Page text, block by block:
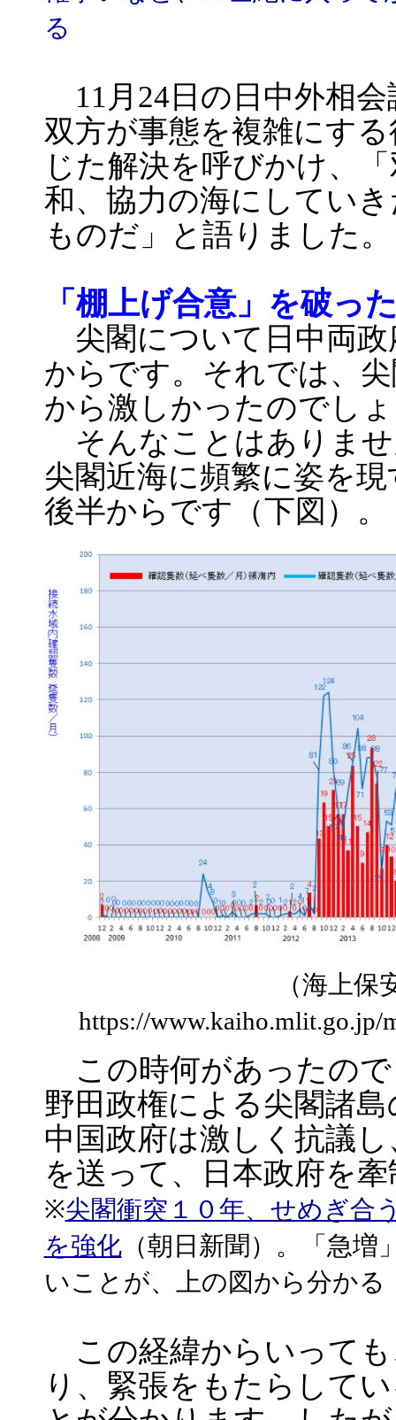
る
11月24日の日中外相
双方が事態を複雑にす
じた解決を呼びかけ、
和、協力の海にしてい
ものだ」と語りました。
「棚上げ合意」を破っ
尖閣について日中両政
からです。それでは、
から激しかったのでし
そんなことはありま
尖閣近海に頻繁に姿を
後半からです（下図）。
（海上
https://www.kaiho.mlit.go.jp/
この時何があったの
野田政権による尖閣諸
中国政府は激しく抗議
を送って、日本政府を
※尖閣衝突１０年、せめぎ合
を強化（朝日新聞）。「急増
いことが、上の図から分かる
この経緯からいっても
り、緊張をもたらして